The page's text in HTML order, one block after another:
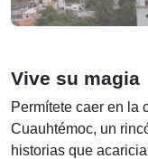
Vive su magia
Permítete caer en la
Cuauhtémoc, un
historias que